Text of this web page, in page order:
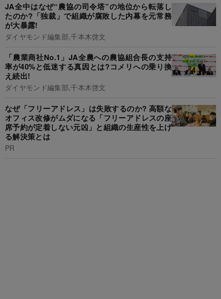
JA全中はなぜ“農協の司令塔”の地位から転落し
たのか?「独裁」で組織が腐敗した内幕を元常務
が大暴露!
ダイヤモンド編集部,千本木啓文
「農業商社No.1」JA全農への農協組合長の支持
率が40%と低迷する真因とは?コメリへの乗り換
え続出!
ダイヤモンド編集部,千本木啓文
なぜ「フリーアドレス」は失敗するのか? 高額な
オフィス改修がムダになる「フリーアドレスの座
席予約が定着しない元凶」と組織の生産性を上げ
る解決策とは
PR